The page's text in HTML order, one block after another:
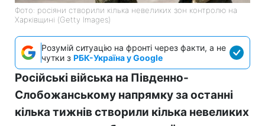
Фото: росіяни створили кілька невеликих зон контролю на
Харківщині (Getty Images)
Розумій ситуацію на фронті через факти, а не
чутки з РБК-Україна у Google
Російські війська на Південно-
Слобожанському напрямку за останні
кілька тижнів створили кілька невеликих